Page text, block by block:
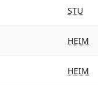
STU
HEIM
HEIM